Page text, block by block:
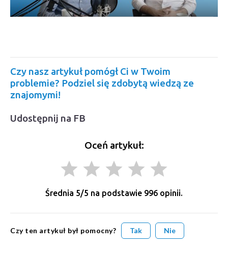
Czy nasz artykuł pomógł Ci w Twoim
problemie? Podziel się zdobytą wiedzą ze
znajomymi!
Udostępnij na FB
Oceń artykuł:
grade grade grade grade grade
Średnia 5/5 na podstawie 996 opinii.
Czy ten artykuł był pomocny? Tak Nie